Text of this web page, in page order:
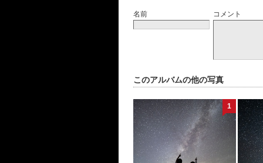
名前 コメント
このアルバムの他の写真
1